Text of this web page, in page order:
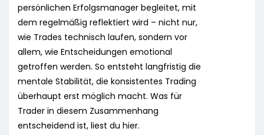
persönlichen Erfolgsmanager begleitet, mit
dem regelmäßig reflektiert wird – nicht nur,
wie Trades technisch laufen, sondern vor
allem, wie Entscheidungen emotional
getroffen werden. So entsteht langfristig die
mentale Stabilität, die konsistentes Trading
überhaupt erst möglich macht. Was für
Trader in diesem Zusammenhang
entscheidend ist, liest du hier.